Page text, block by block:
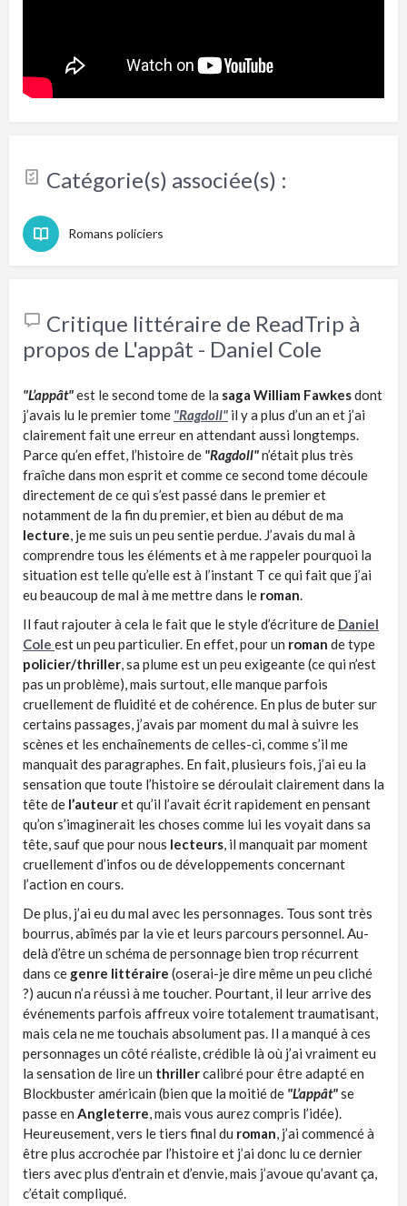
Catégorie(s) associée(s) :
Romans policiers
Critique littéraire de ReadTrip à
propos de L'appât - Daniel Cole
"L’appât"est le second tome de la saga William Fawkesdont
j’avais lu le premier tome "Ragdoll" il y a plus d’un an et j’ai
clairement fait une erreur en attendant aussi longtemps.
Parce qu’en effet, l’histoire de "Ragdoll"n’était plus très
fraîche dans mon esprit et comme ce second tome découle
directement de ce qui s’est passé dans le premier et
notamment de la fin du premier, et bien au début de ma
lecture , je me suis un peu sentie perdue. J’avais du mal à
comprendre tous les éléments et à me rappeler pourquoi la
situation est telle qu’elle est à l’instant T ce qui fait que j’ai
eu beaucoup de mal à me mettre dans le roman
Il faut rajouter à cela le fait que le style d’écriture de Daniel
Cole est un peu particulier. En effet, pour un roman de type
policier/thriller , sa plume est un peu exigeante (ce qui n’est
pas un problème), mais surtout, elle manque parfois
cruellement de fluidité et de cohérence. En plus de buter sur
certains passages, j’avais par moment du mal à suivre les
scènes et les enchaînements de celles-ci, comme s’il me
manquait des paragraphes. En fait, plusieurs fois, j’ai eu la
sensation que toute l’histoire se déroulait clairement dans la
tête de l’auteuret qu’il l’avait écrit rapidement en pensant
qu’on s’imaginerait les choses comme lui les voyait dans sa
tête, sauf que pour nous lecteurs , il manquait par moment
cruellement d’infos ou de développements concernant
l’action en cours.
De plus, j’ai eu du mal avec les personnages. Tous sont très
bourrus, abîmés par la vie et leurs parcours personnel. Au-
delà d’être un schéma de personnage bien trop récurrent
dans ce genre littéraire (oserai-je dire même un peu cliché
?) aucun n’a réussi à me toucher. Pourtant, il leur arrive des
événements parfois affreux voire totalement traumatisant,
mais cela ne me touchais absolument pas. Il a manqué à ces
personnages un côté réaliste, crédible là où j’ai vraiment eu
la sensation de lire un thrillercalibré pour être adapté en
Blockbuster américain (bien que la moitié de "L’appât"se
passe en Angleterre , mais vous aurez compris l’idée).
Heureusement, vers le tiers final du roman , j’ai commencé à
être plus accrochée par l’histoire et j’ai donc lu ce dernier
tiers avec plus d’entrain et d’envie, mais j’avoue qu’avant ça,
c’était compliqué.